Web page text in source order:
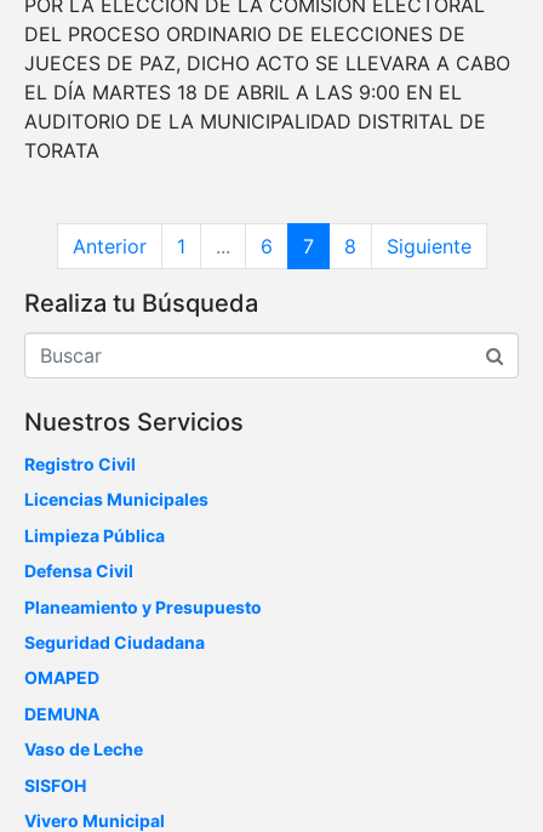
POR LA ELECCIÓN DE LA COMISIÓN ELECTORAL
DEL PROCESO ORDINARIO DE ELECCIONES DE
JUECES DE PAZ, DICHO ACTO SE LLEVARA A CABO
EL DÍA MARTES 18 DE ABRIL A LAS 9:00 EN EL
AUDITORIO DE LA MUNICIPALIDAD DISTRITAL DE
TORATA
Anterior 1 ... 6 7 8 Siguiente
Realiza tu Búsqueda
Nuestros Servicios
Registro Civil
Licencias Municipales
Limpieza Pública
Defensa Civil
Planeamiento y Presupuesto
Seguridad Ciudadana
OMAPED
DEMUNA
Vaso de Leche
SISFOH
Vivero Municipal